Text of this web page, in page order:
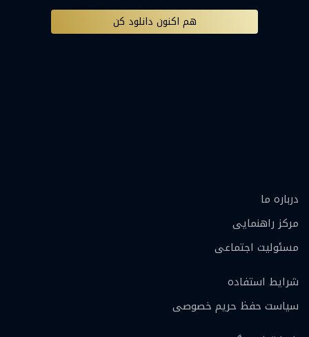
هم اکنون دانلود کن
درباره ما
مرکز راهنمایی
مسئولیت اجتماعی
شرایط استفاده
سیاست حفظ حریم خصوصی